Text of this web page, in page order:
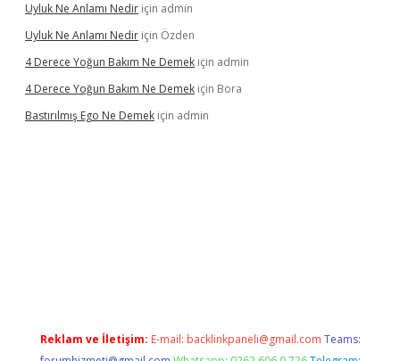
Uyluk Ne Anlamı Nedir için admin
Uyluk Ne Anlamı Nedir için Özden
4 Derece Yoğun Bakım Ne Demek için admin
4 Derece Yoğun Bakım Ne Demek için Bora
Bastırılmış Ego Ne Demek için admin
Reklam ve İletişim: E-mail: backlinkpaneli@gmail.com Teams: